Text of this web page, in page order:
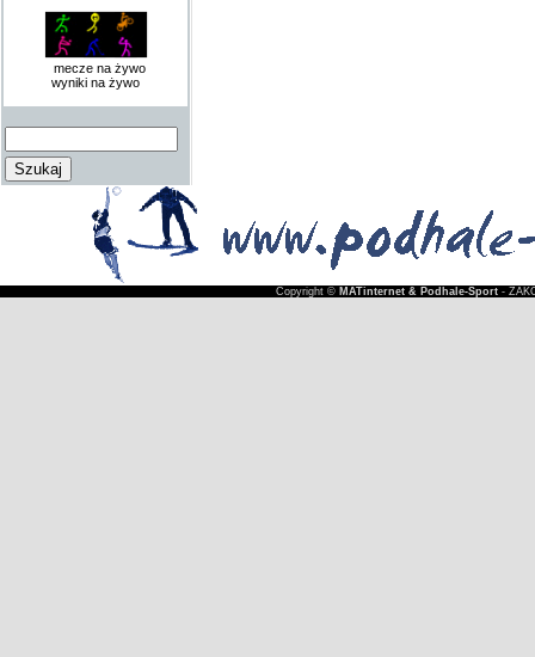
mecze na żywo
wyniki na żywo
Copyright © MATinternet & Podhale-Sport-